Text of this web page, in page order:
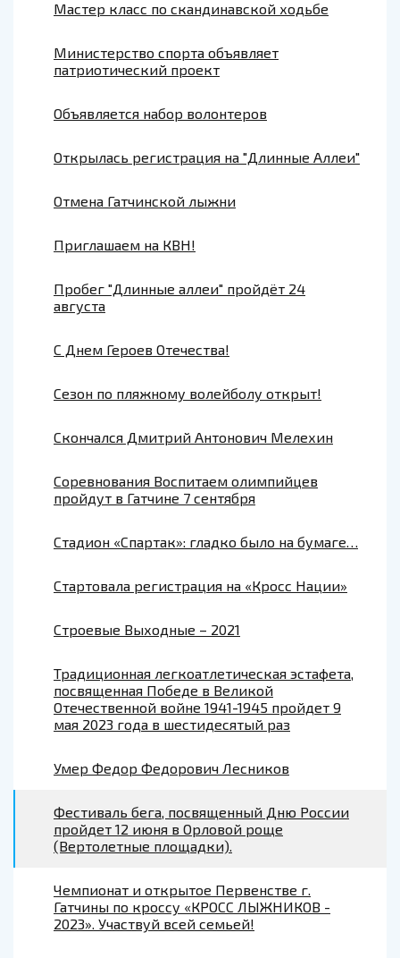
Мастер класс по скандинавской ходьбе
Министерство спорта объявляет
патриотический проект
Объявляется набор волонтеров
Открылась регистрация на "Длинные Аллеи"
Отмена Гатчинской лыжни
Приглашаем на КВН!
Пробег "Длинные аллеи" пройдёт 24
августа
С Днем Героев Отечества!
Сезон по пляжному волейболу открыт!
Скончался Дмитрий Антонович Мелехин
Соревнования Воспитаем олимпийцев
пройдут в Гатчине 7 сентября
Стадион «Спартак»: гладко было на бумаге…
Стартовала регистрация на «Кросс Нации»
Строевые Выходные – 2021
Традиционная легкоатлетическая эстафета,
посвященная Победе в Великой
Отечественной войне 1941-1945 пройдет 9
мая 2023 года в шестидесятый раз
Умер Федор Федорович Лесников
Фестиваль бега, посвященный Дню России
пройдет 12 июня в Орловой роще
(Вертолетные площадки).
Чемпионат и открытое Первенстве г.
Гатчины по кроссу «КРОСС ЛЫЖНИКОВ -
2023». Участвуй всей семьей!